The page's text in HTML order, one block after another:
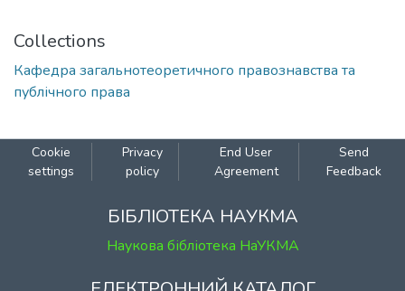
Collections
Кафедра загальнотеоретичного правознавства та
публічного права
Cookie
settings
Privacy
policy
End User
Agreement
Send
Feedback
БІБЛІОТЕКА НАУКМА
Наукова бібліотека НаУКМА